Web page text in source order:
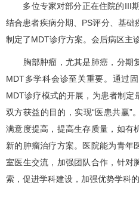
多位专家对部分正在住院的III期
结合患者疾病分期、PS评分、基
制定了MDT诊疗方案。会后病区主
胸部肿瘤，尤其是肺癌，分期
MDT多学科会诊至关重要。通过
MDT诊疗模式的开展，为患者制定
双方获益的目的，实现“医患共赢”
满意度提高，提高生存质量，如有
新的肿瘤治疗方案。医院能为青年
室医生交流，加强团队合作，针对
索，促进学科建设，加强优势学科